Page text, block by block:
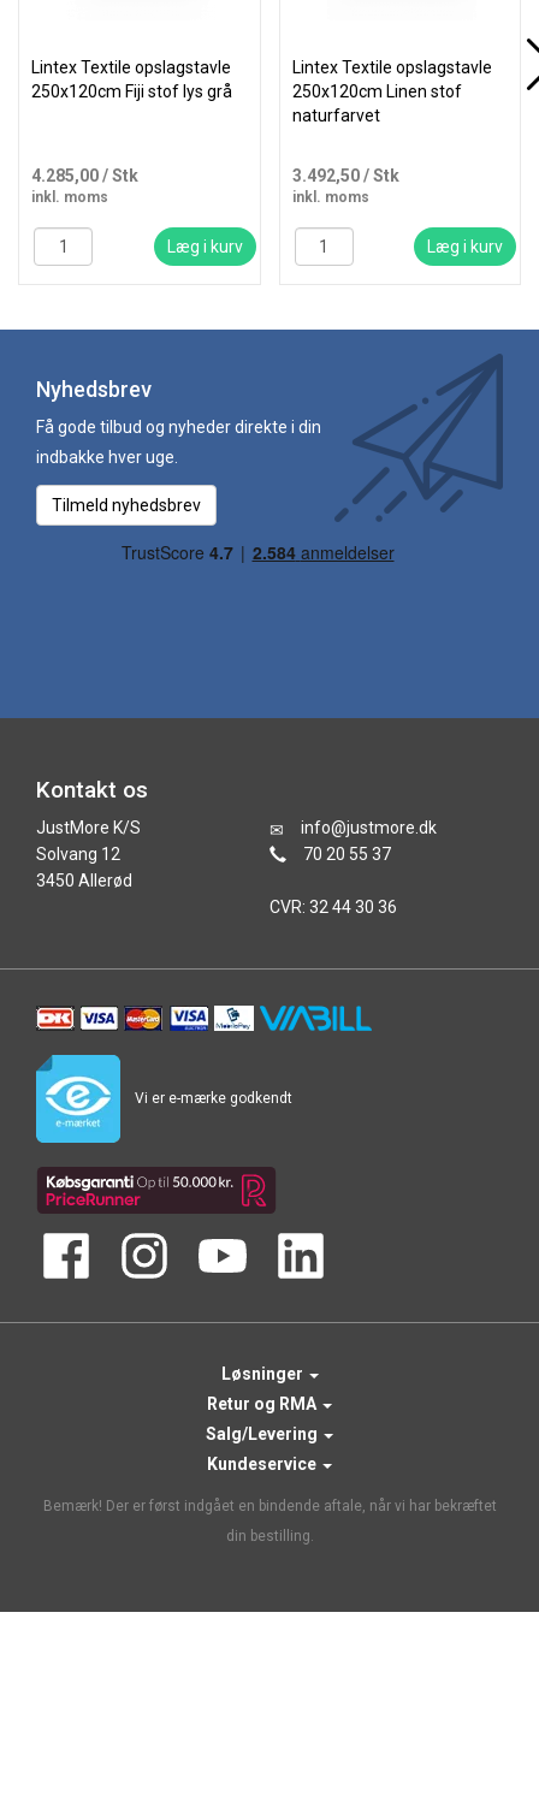
Lintex Textile opslagstavle
250x120cm Fiji stof lys grå
4.285,00/ Stk
inkl. moms
Læg i kurv
Lintex Textile opslagstavle
250x120cm Linen stof
naturfarvet
3.492,50/ Stk
inkl. moms
Læg i kurv
Nyhedsbrev
Få gode tilbud og nyheder direkte i din
indbakke hver uge.
Tilmeld nyhedsbrev
Kontakt os
JustMore K/S
Solvang 12
3450 Allerød
info@justmore.dk
70 20 55 37
CVR: 32 44 30 36
Vi er e-mærke godkendt
Løsninger
Retur og RMA
Salg/Levering
Kundeservice
Bemærk! Der er først indgået en bindende aftale, når vi har bekræftet
din bestilling.